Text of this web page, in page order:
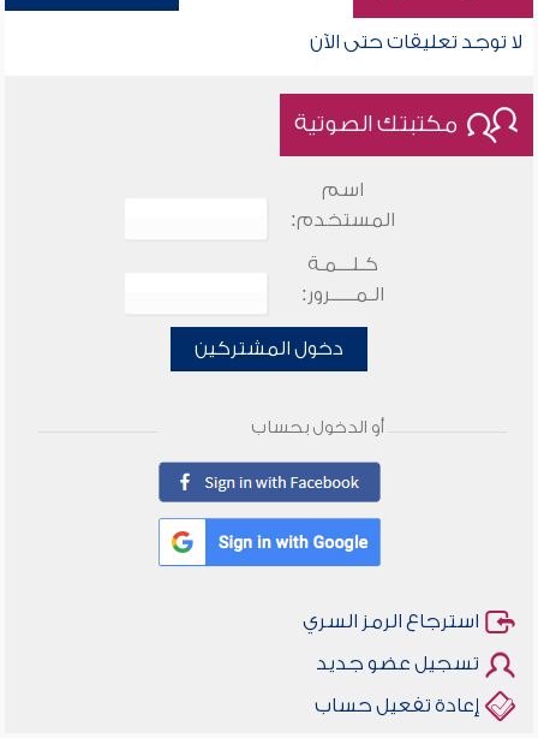
لا توجد تعليقات حتى الآن
مكتبتك الصوتية
اسم
المستخدم:
كـلـــمـة
الـمـــــرور:
دخول المشتركين
أو الدخول بحساب
استرجاع الرمز السري
تسجيل عضو جديد
إعادة تفعيل حساب